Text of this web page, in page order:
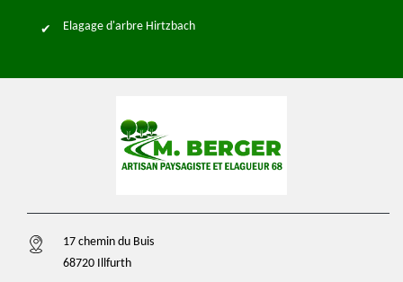
Elagage d'arbre Hirtzbach
17 chemin du Buis
68720 Illfurth